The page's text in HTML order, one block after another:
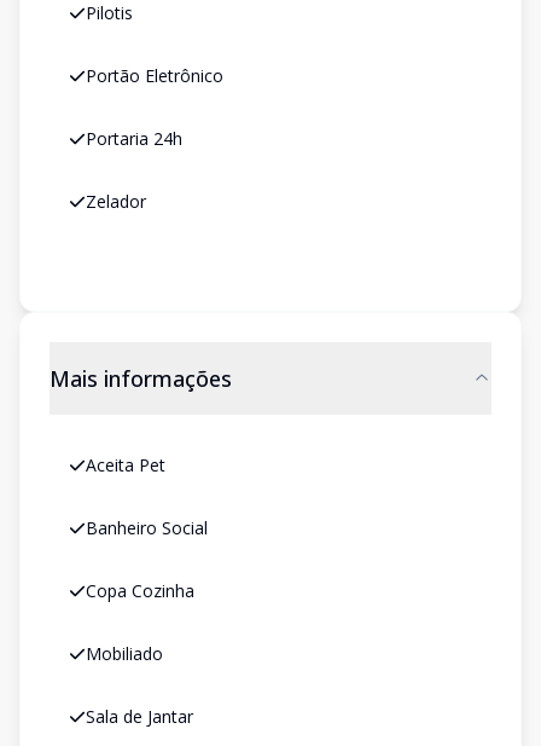
Pilotis
Portão Eletrônico
Portaria 24h
Zelador
Mais informações
Aceita Pet
Banheiro Social
Copa Cozinha
Mobiliado
Sala de Jantar